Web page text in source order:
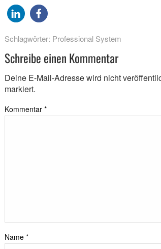
Schlagwörter: Professional System
Schreibe einen Kommentar
Deine E-Mail-Adresse wird nicht
markiert.
Kommentar *
Name *